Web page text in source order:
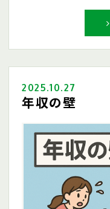
2025.10.27
年収の壁